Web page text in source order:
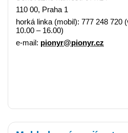
110 00, Praha 1
horká linka (mobil): 777 248 720
10.00 – 16.00)
e-mail: pionyr@pionyr.cz